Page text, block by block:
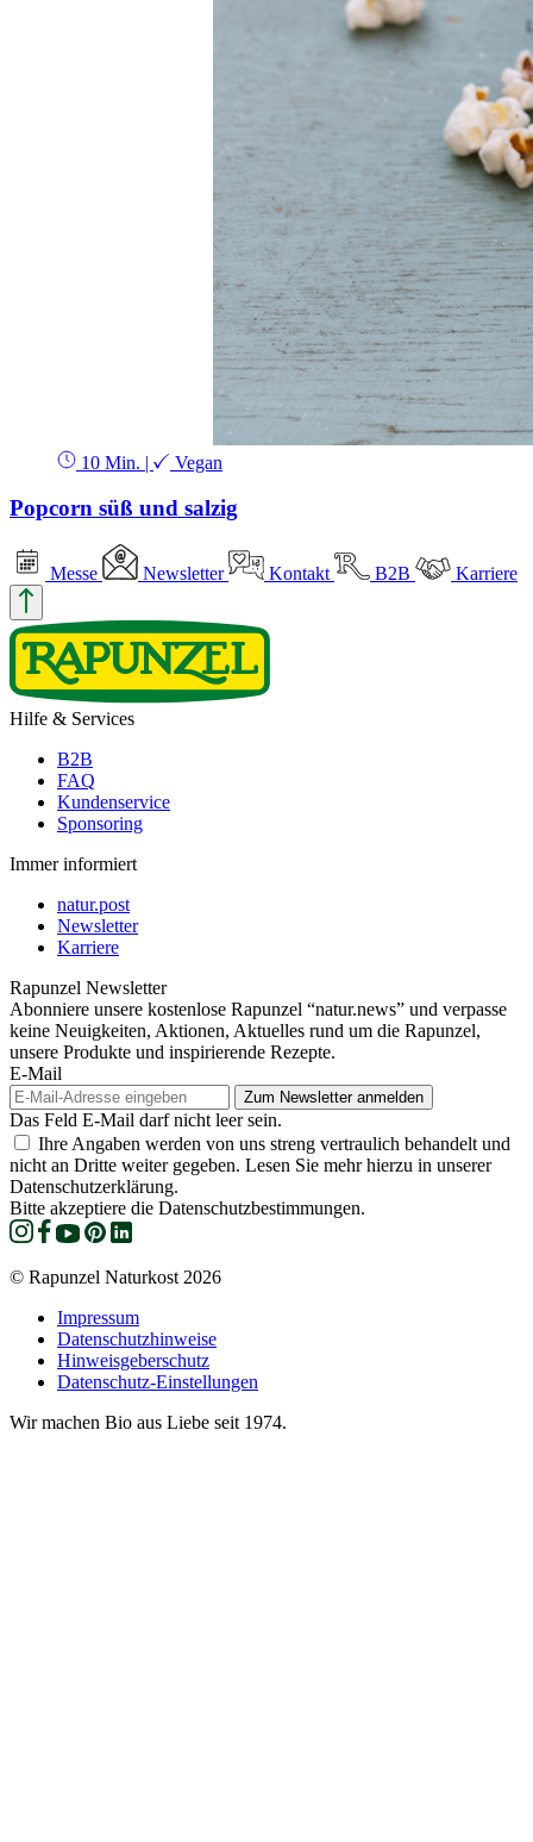
10 Min. | Vegan
Popcorn süß und salzig
Messe Newsletter Kontakt B2B Karriere
Hilfe & Services
B2B
FAQ
Kundenservice
Sponsoring
Immer informiert
natur.post
Newsletter
Karriere
Rapunzel Newsletter
Abonniere unsere kostenlose Rapunzel “natur.news” und verpasse
keine Neuigkeiten, Aktionen, Aktuelles rund um die Rapunzel,
unsere Produkte und inspirierende Rezepte.
E-Mail
Das Feld E-Mail darf nicht leer sein.
Ihre Angaben werden von uns streng vertraulich behandelt und
nicht an Dritte weiter gegeben. Lesen Sie mehr hierzu in unserer
Datenschutzerklärung.
Bitte akzeptiere die Datenschutzbestimmungen.
© Rapunzel Naturkost 2026
Impressum
Datenschutzhinweise
Hinweisgeberschutz
Datenschutz-Einstellungen
Wir machen Bio aus Liebe seit 1974.